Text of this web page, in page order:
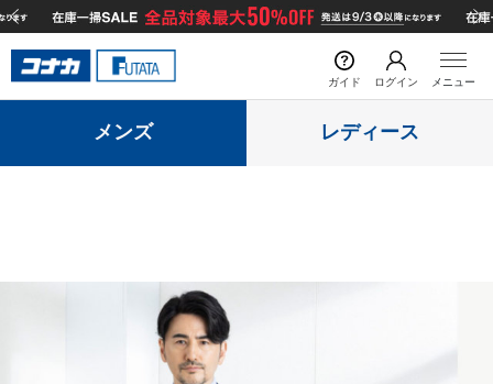
¥4,800以上購入で送料無料
前の画像
ガイド ログイン メニュー
メンズ レディース